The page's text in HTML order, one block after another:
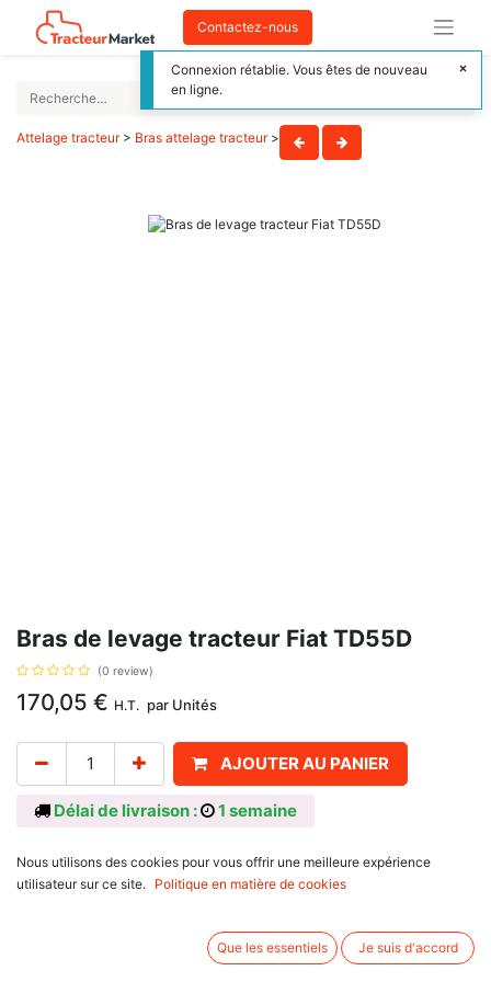
Contactez-nous
Attelage tracteur> Bras attelage tracteur>
Bras de levage tracteur Fiat TD55D
(0 review)
170,05 € H.T. par Unités
AJOUTER AU PANIER
Délai de livraison : 1 semaine
Référence d'origine: 5122242
Informations complémentaires:
Fiat: 55-66, 55-66DT, 55-66DT LP, 55-66FDT, 55-66V, 55-66VDT, 60-66,
60-66DT, 65-66, 65-66DT, 60-88, 60-88DT, 65-88, 65-88DT, 60-90, 60-
Nous utilisons des cookies pour vous offrir une meilleure expérience
utilisateur sur ce site.
Politique en matière de cookies
Que les essentiels Je suis d'accord
Connexion rétablie. Vous êtes de nouveau
en ligne.